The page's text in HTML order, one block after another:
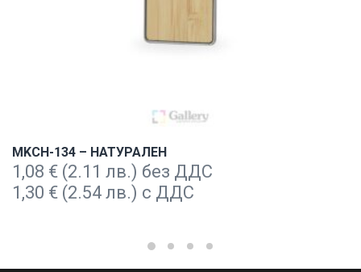
MKCH-134 – НАТУРАЛЕН
1,08 € (2.11 лв.) без ДДС
1,30 € (2.54 лв.) с ДДС